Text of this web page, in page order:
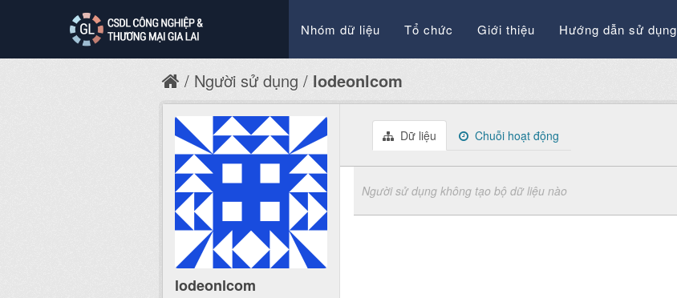
Nhóm dữ liệu Tổ chức Giới thiệu Hướng dẫn sử dụng
Người sử dụng lodeonlcom
Dữ liệu Chuỗi hoạt động
Người sử dụng không tạo bộ dữ liệu nào
lodeonlcom